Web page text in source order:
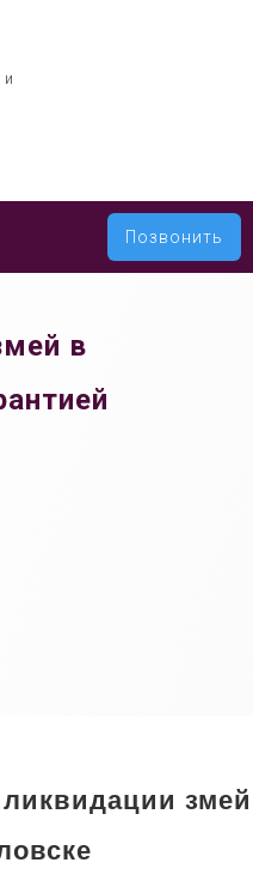
и
Позвонить
в
змей